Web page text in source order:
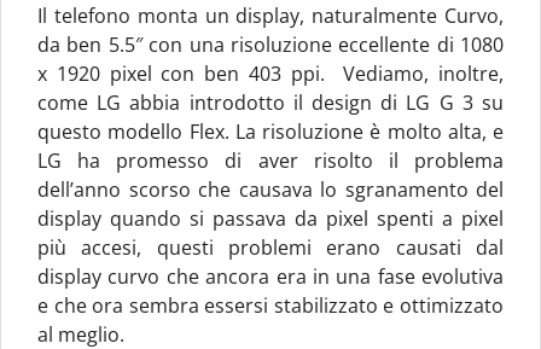
Il telefono monta un display, naturalmente Curvo,
da ben 5.5″ con una risoluzione eccellente di 1080
x 1920 pixel con ben 403 ppi. Vediamo, inoltre,
come LG abbia introdotto il design di LG G 3 su
questo modello Flex. La risoluzione è molto alta, e
LG ha promesso di aver risolto il problema
dell’anno scorso che causava lo sgranamento del
display quando si passava da pixel spenti a pixel
più accesi, questi problemi erano causati dal
display curvo che ancora era in una fase evolutiva
e che ora sembra essersi stabilizzato e ottimizzato
al meglio.